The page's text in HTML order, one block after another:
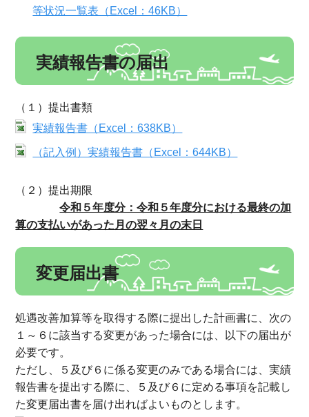
等状況一覧表（Excel：46KB）
実績報告書の届出
（１）提出書類
実績報告書（Excel：638KB）
（記入例）実績報告書（Excel：644KB）
（２）提出期限
令和５年度分：令和５年度分における最終の加
算の支払いがあった月の翌々月の末日
変更届出書
処遇改善加算等を取得する際に提出した計画書に、次の
１～６に該当する変更があった場合には、以下の届出が
必要です。
ただし、５及び６に係る変更のみである場合には、実績
報告書を提出する際に、５及び６に定める事項を記載し
た変更届出書を届け出ればよいものとします。